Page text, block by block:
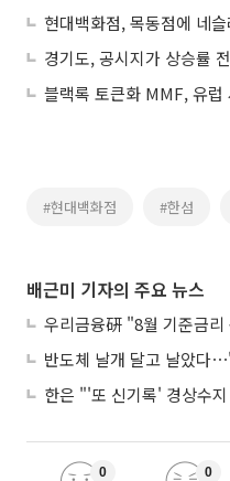
경기도, 공시지가 상승률
블랙록 토큰화 MMF, 유럽
#현대백화점 #한섬
배근미 기자의 주요 뉴스
0 0